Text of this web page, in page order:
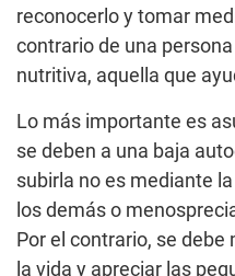
reconocerlo y tomar
contrario de una
nutritiva, aquella que
Lo más importante es
se deben a una baja
subirla no es mediante
los demás o
Por el contrario, se
la vida y apreciar las